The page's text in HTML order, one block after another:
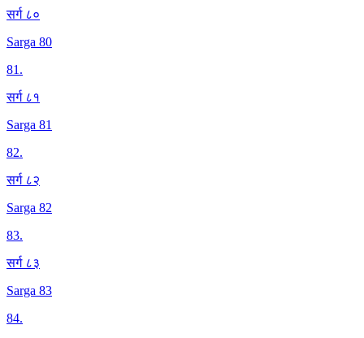
सर्ग ८०
Sarga 80
81.
सर्ग ८१
Sarga 81
82.
सर्ग ८२
Sarga 82
83.
सर्ग ८३
Sarga 83
84.